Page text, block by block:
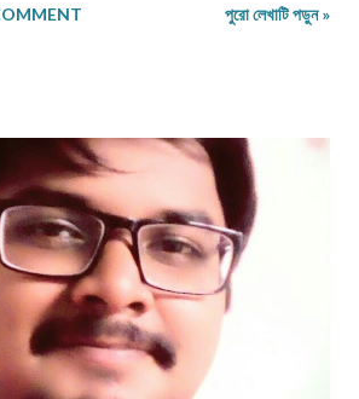
রাঙামাটি নমস‍্য মাতৃ সুধা । =========== সুদামকৃষ্ণ
পুরো লেখাটি পড়ুন »